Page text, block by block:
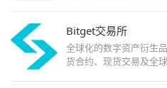
Bitget交易所
全球化的数字资产衍生
货合约、现货交易及全球